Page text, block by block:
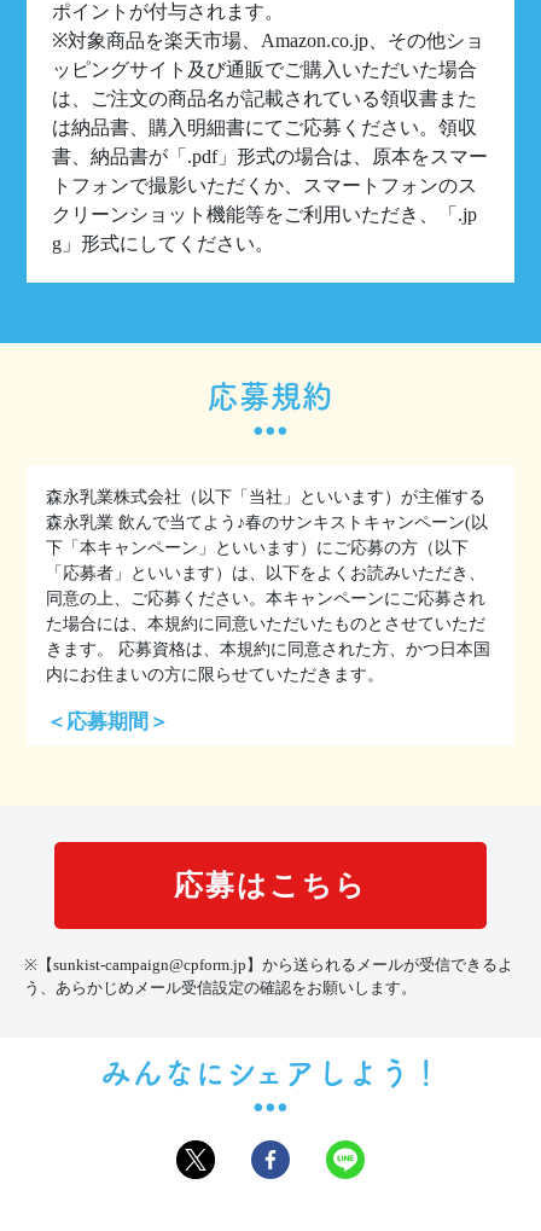
ポイントが付与されます。
※対象商品を楽天市場、Amazon.co.jp、その他ショ
ッピングサイト及び通販でご購入いただいた場合
は、ご注文の商品名が記載されている領収書また
は納品書、購入明細書にてご応募ください。領収
書、納品書が「.pdf」形式の場合は、原本をスマー
トフォンで撮影いただくか、スマートフォンのス
クリーンショット機能等をご利用いただき、「.jp
g」形式にしてください。
応募規約
森永乳業株式会社（以下「当社」といいます）が主催する
森永乳業 飲んで当てよう♪春のサンキストキャンペーン(以
下「本キャンペーン」といいます）にご応募の方（以下
「応募者」といいます）は、以下をよくお読みいただき、
同意の上、ご応募ください。本キャンペーンにご応募され
た場合には、本規約に同意いただいたものとさせていただ
きます。 応募資格は、本規約に同意された方、かつ日本国
内にお住まいの方に限らせていただきます。
＜応募期間＞
・サンキスト100％グレープ
・サンキスト100％オレンジブレンド
・サンキスト100%パインアップル
【1パック購入で応募可能】
応募はこちら
※【sunkist-campaign@cpform.jp】から送られるメールが受信できるよ
う、あらかじめメール受信設定の確認をお願いします。
みんなにシェアしよう！